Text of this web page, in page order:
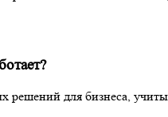
решений для бизнеса,